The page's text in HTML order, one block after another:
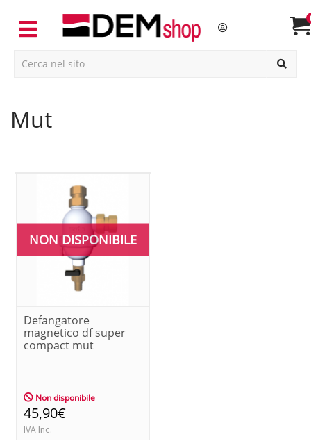
mut
NON DISPONIBILE
Defangatore
magnetico df super
compact mut
Non disponibile
45,90€
IVA Inc.